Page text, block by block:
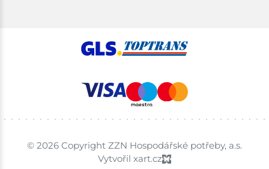
© 2026 Copyright ZZN Hospodářské potřeby, a.s.
Vytvořil xart.cz